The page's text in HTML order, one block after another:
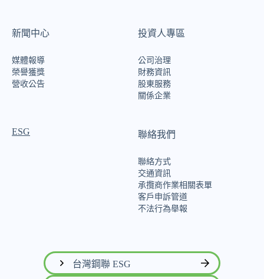
新聞中心
媒體報導
榮譽獲獎
營收公告
投資人專區
公司治理
財務資訊
股東服務
關係企業
ESG 聯絡我們
聯絡方式
交通資訊
承攬商作業相關表單
客戶申訴管道
不法行為舉報
台灣鋼聯 ESG